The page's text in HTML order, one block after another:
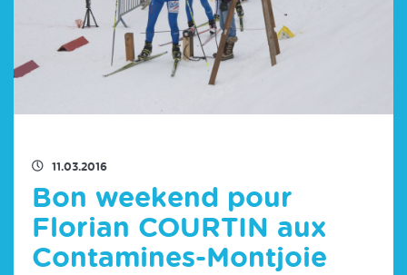
11.03.2016
Bon weekend pour
Florian COURTIN aux
Contamines-Montjoie